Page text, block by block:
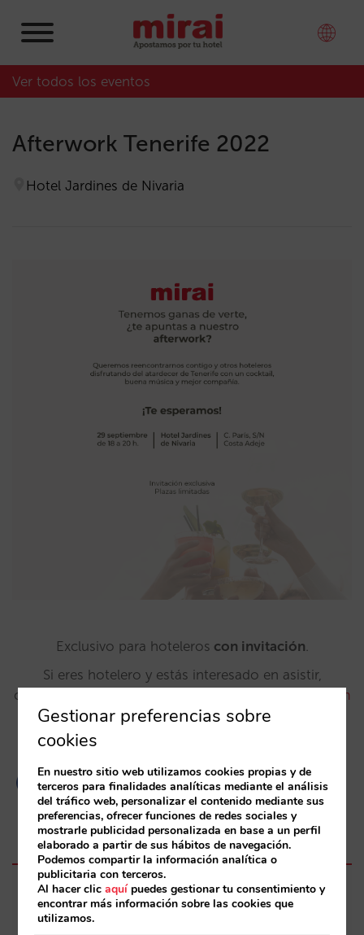
Ver todos los eventos
Afterwork Tenerife 2022
Hotel Jardines de Nivaria
Exclusivo para hoteleros con invitación.
Si eres hotelero y estás interesado en asistir,
contáctanos a través del email
marketing@mirai.com
Thursday, 29 de September de 2022
19:00 a 21:00
Gestionar preferencias sobre
cookies
En nuestro sitio web utilizamos cookies propias y de
terceros para finalidades analíticas mediante el análisis
del tráfico web, personalizar el contenido mediante sus
preferencias, ofrecer funciones de redes sociales y
mostrarle publicidad personalizada en base a un perfil
elaborado a partir de sus hábitos de navegación.
Podemos compartir la información analítica o
publicitaria con terceros.
Al hacer clicaquípuedes gestionar tu consentimiento y
encontrar más información sobre las cookies que
utilizamos.